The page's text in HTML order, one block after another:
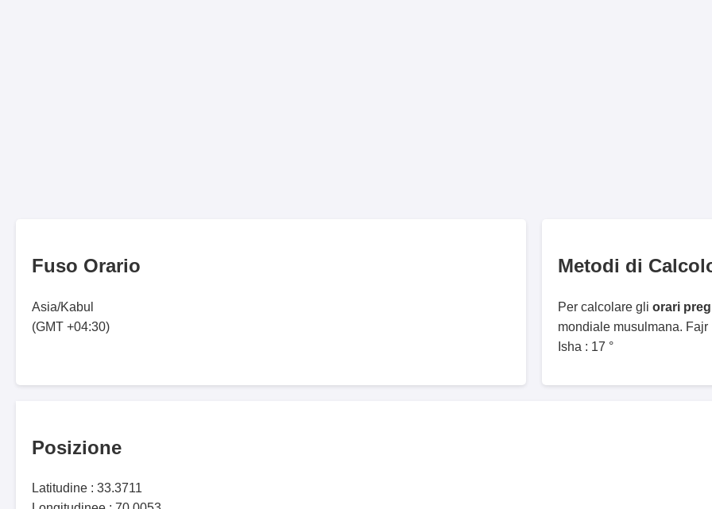
Fuso Orario
Asia/Kabul
(GMT +04:30)
Metodi di
Per calcolare gli orari
mondiale musulmana. Fajr
Isha : 17 °
Posizione
Latitudine : 33.3711